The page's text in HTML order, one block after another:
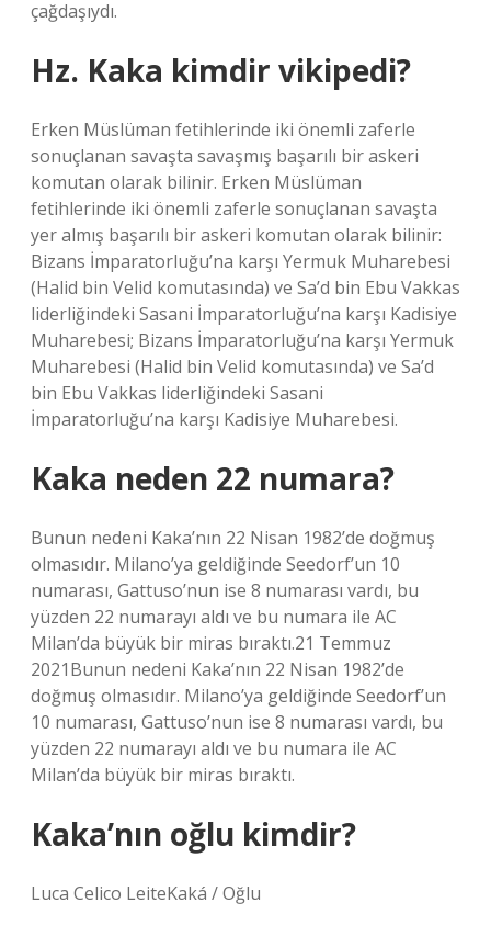
çağdaşıydı.
Hz. Kaka kimdir vikipedi?
Erken Müslüman fetihlerinde iki önemli zaferle
sonuçlanan savaşta savaşmış başarılı bir askeri
komutan olarak bilinir. Erken Müslüman
fetihlerinde iki önemli zaferle sonuçlanan savaşta
yer almış başarılı bir askeri komutan olarak bilinir:
Bizans İmparatorluğu’na karşı Yermuk Muharebesi
(Halid bin Velid komutasında) ve Sa’d bin Ebu Vakkas
liderliğindeki Sasani İmparatorluğu’na karşı Kadisiye
Muharebesi; Bizans İmparatorluğu’na karşı Yermuk
Muharebesi (Halid bin Velid komutasında) ve Sa’d
bin Ebu Vakkas liderliğindeki Sasani
İmparatorluğu’na karşı Kadisiye Muharebesi.
Kaka neden 22 numara?
Bunun nedeni Kaka’nın 22 Nisan 1982’de doğmuş
olmasıdır. Milano’ya geldiğinde Seedorf’un 10
numarası, Gattuso’nun ise 8 numarası vardı, bu
yüzden 22 numarayı aldı ve bu numara ile AC
Milan’da büyük bir miras bıraktı.21 Temmuz
2021Bunun nedeni Kaka’nın 22 Nisan 1982’de
doğmuş olmasıdır. Milano’ya geldiğinde Seedorf’un
10 numarası, Gattuso’nun ise 8 numarası vardı, bu
yüzden 22 numarayı aldı ve bu numara ile AC
Milan’da büyük bir miras bıraktı.
Kaka’nın oğlu kimdir?
Luca Celico LeiteKaká / Oğlu